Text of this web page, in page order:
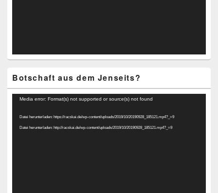
Botschaft aus dem Jenseits?
Video-
Media error: Format(s) not supported or source(s) not found
Datei herunterladen: https://racskai.de/wp-content/uploads/2019/10/20190928_185121.mp4?_=9
Datei herunterladen: http://racskai.de/wp-content/uploads/2019/10/20190928_185121.mp4?_=9